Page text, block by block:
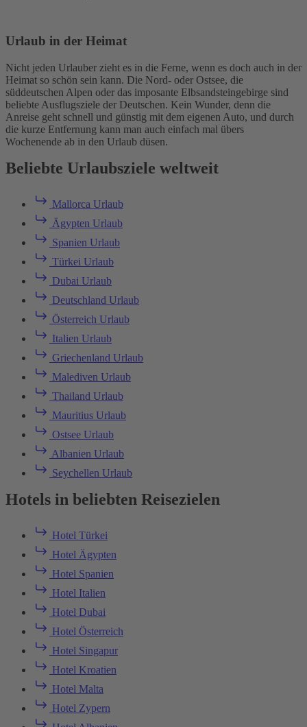
Urlaub in der Heimat
Nicht jeden Urlauber zieht es in die Ferne, wenn es doch auch in der
Heimat so schön sein kann. Die Nord- oder Ostsee, die
süddeutschen Alpen oder das imposante Elbsandsteingebirge sind
beliebte Ausflugsziele der Deutschen. Kein Wunder, denn die
Anreise geht schnell und günstig mit dem eigenen Auto, und durch
die kurze Entfernung kann man auch einfach mal übers
Wochenende ab in den Urlaub düsen.
Beliebte Urlaubsziele weltweit
Mallorca Urlaub
Ägypten Urlaub
Spanien Urlaub
Türkei Urlaub
Dubai Urlaub
Deutschland Urlaub
Österreich Urlaub
Italien Urlaub
Griechenland Urlaub
Malediven Urlaub
Thailand Urlaub
Mauritius Urlaub
Ostsee Urlaub
Albanien Urlaub
Seychellen Urlaub
Hotels in beliebten Reisezielen
Hotel Türkei
Hotel Ägypten
Hotel Spanien
Hotel Italien
Hotel Dubai
Hotel Österreich
Hotel Singapur
Hotel Kroatien
Hotel Malta
Hotel Zypern